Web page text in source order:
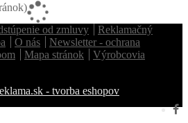
od zmluvy
Reklamačný
O nás
Newsletter - ochrana
Mapa stránok
Výrobcovia
- tvorba eshopov